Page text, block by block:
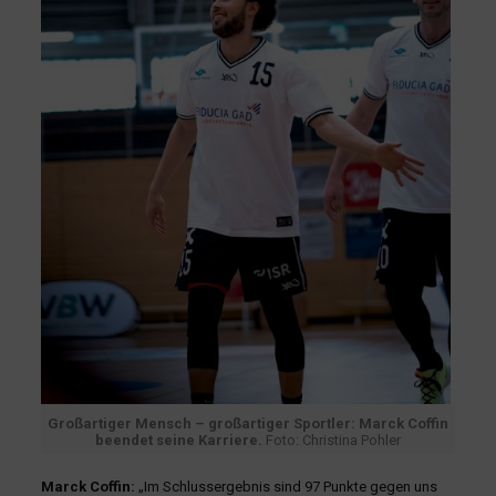
Großartiger Mensch – großartiger Sportler: Marck Coffin
beendet seine Karriere. Foto: Christina Pohler
Marck Coffin: „Im Schlussergebnis sind 97 Punkte gegen uns